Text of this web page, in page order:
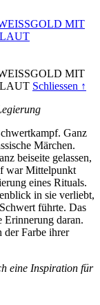
MIT
LAUT
MIT
LAUT Schliessen ↑
Ganz
Märchen.
beiseite gelassen,
war Mittelpunkt
eines Rituals.
in sie verliebt,
führte. Das
Erinnerung daran.
Farbe ihrer
eine Inspiration für